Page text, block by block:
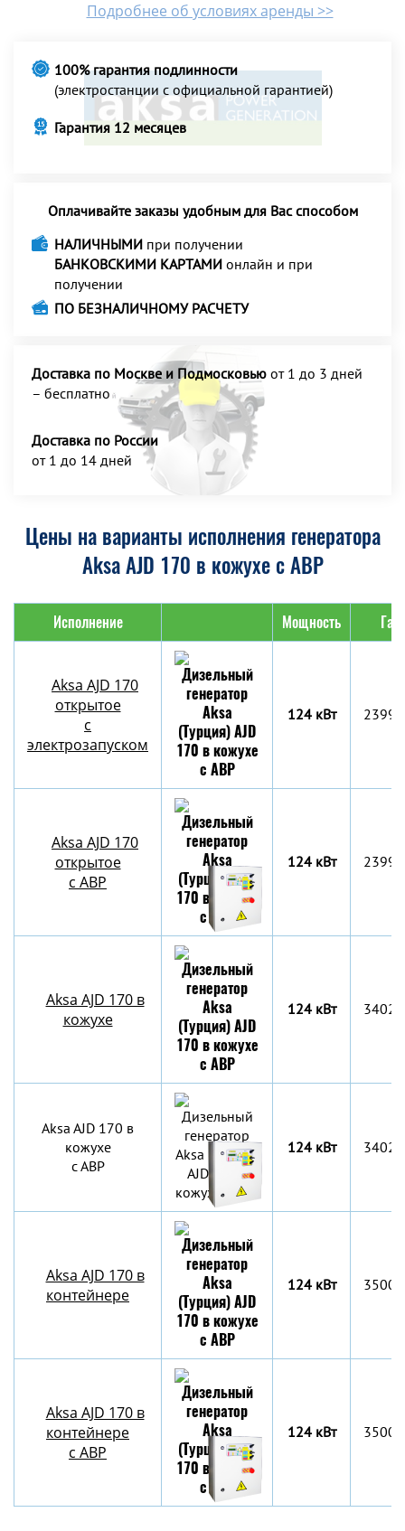
Подробнее об условиях аренды >>
100% гарантия подлинности
(электростанции с официальной гарантией)
Гарантия 12 месяцев
Оплачивайте заказы удобным для Вас способом
НАЛИЧНЫМИ при получении
БАНКОВСКИМИ КАРТАМИ онлайн и при
получении
ПО БЕЗНАЛИЧНОМУ РАСЧЕТУ
Доставка по Москве и Подмосковью от 1 до 3 дней
– бесплатно
Доставка по России
от 1 до 14 дней
Цены на варианты исполнения генератора
Aksa AJD 170 в кожухе с АВР
Исполнение Мощность
Aksa AJD 170
открытое
с
электрозапуском
124 кВт
Aksa AJD 170
открытое
с АВР
124 кВт
Aksa AJD 170 в
кожухе
124 кВт
Aksa AJD 170 в
кожухе
с АВР
124 кВт
Aksa AJD 170 в
контейнере
124 кВт
Aksa AJD 170 в
контейнере
c АВР
124 кВт